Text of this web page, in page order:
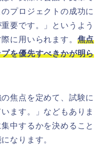
プロジェクトの成功に
要です。」というよう
に用いられます。 焦点
を優先すべきかが明ら
焦点を定めて、試験に
ます。」などもありま
中するかを決めること
なります。